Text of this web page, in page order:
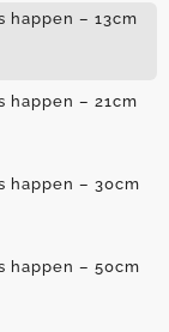
happen – 13cm
happen – 21cm
happen – 30cm
happen – 50cm